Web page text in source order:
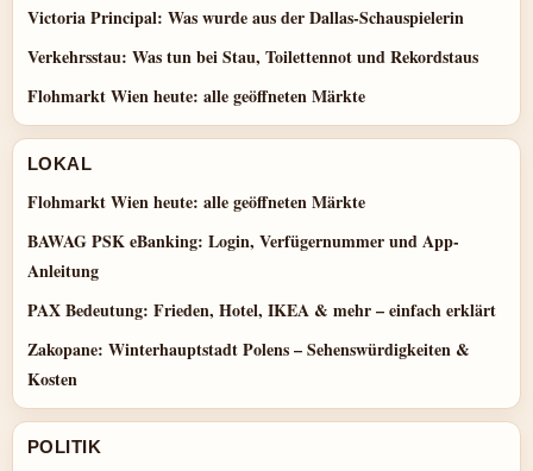
Victoria Principal: Was wurde aus der Dallas-Schauspielerin
Verkehrsstau: Was tun bei Stau, Toilettennot und Rekordstaus
Flohmarkt Wien heute: alle geöffneten Märkte
LOKAL
Flohmarkt Wien heute: alle geöffneten Märkte
BAWAG PSK eBanking: Login, Verfügernummer und App-
Anleitung
PAX Bedeutung: Frieden, Hotel, IKEA & mehr – einfach erklärt
Zakopane: Winterhauptstadt Polens – Sehenswürdigkeiten &
Kosten
POLITIK